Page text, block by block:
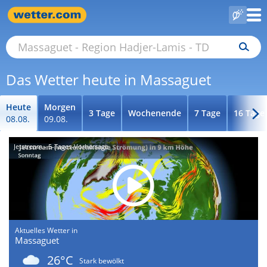
Das Wetter heute in Massaguet
Heute
08.08.
Morgen
09.08.
3 Tage Wochenende 7 Tage 16 Tage
Jetstream - 5-Tages-Vorhersage
Aktuelles Wetter in
Massaguet
26°C
Stark bewölkt